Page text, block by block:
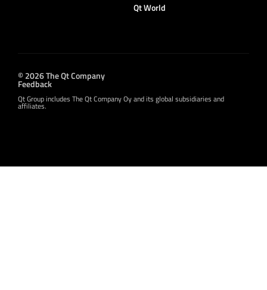
Qt World
© 2026 The Qt Company
Feedback
Qt Group includes The Qt Company Oy and its global subsidiaries and
affiliates.